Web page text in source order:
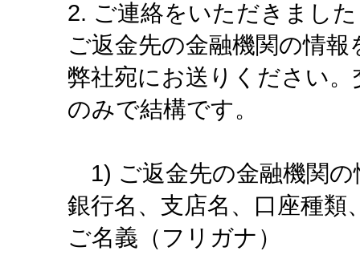
2. ご連絡をいただきまし
ご返金先の金融機関の情
弊社宛にお送りください
のみで結構です。
1) ご返金先の金融機関の
銀行名、支店名、口座種類
ご名義（フリガナ）